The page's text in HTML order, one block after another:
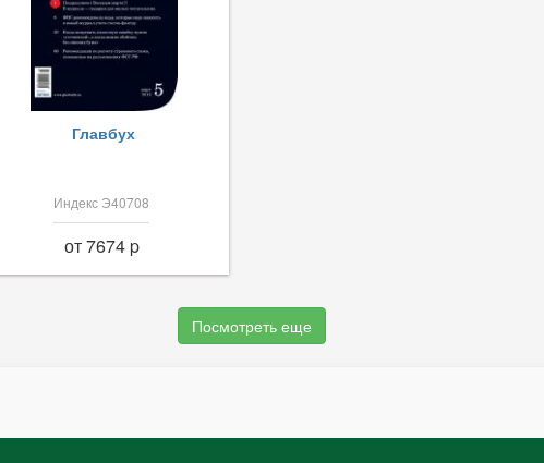
Главбух
Индекс Э40708
от 7674 p
Посмотреть еще